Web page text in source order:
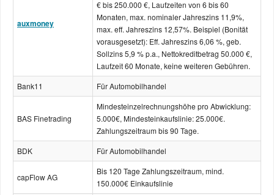
auxmoney
€ bis 250.000 €, Laufzeiten von 6 bis 60
Monaten, max. nominaler Jahreszins 11,9%,
max. eff. Jahreszins 12,57%. Beispiel (Bonität
vorausgesetzt): Eff. Jahreszins 6,06 %, geb.
Sollzins 5,9 % p.a., Nettokreditbetrag 50.000 €,
Laufzeit 60 Monate, keine weiteren Gebühren.
Bank11
Für Automobilhandel
BAS Finetrading
Mindesteinzelrechnungshöhe pro Abwicklung:
5.000€, Mindesteinkaufslinie: 25.000€.
Zahlungszeitraum bis 90 Tage.
BDK
Für Automobilhandel
capFlow AG
Bis 120 Tage Zahlungszeitraum, mind.
150.000€ Einkaufslinie